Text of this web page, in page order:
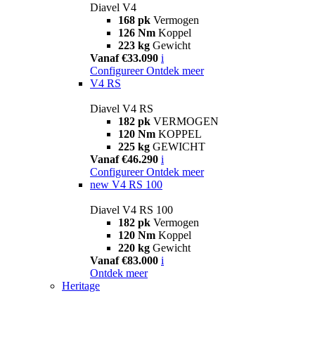
Diavel V4
168 pk Vermogen
126 Nm Koppel
223 kg Gewicht
Vanaf €33.090 i
Configureer Ontdek meer
V4 RS
Diavel V4 RS
182 pk VERMOGEN
120 Nm KOPPEL
225 kg GEWICHT
Vanaf €46.290 i
Configureer Ontdek meer
new V4 RS 100
Diavel V4 RS 100
182 pk Vermogen
120 Nm Koppel
220 kg Gewicht
Vanaf €83.000 i
Ontdek meer
Heritage